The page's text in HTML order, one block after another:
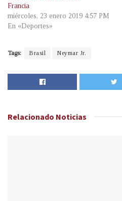
Francia
miércoles, 23 enero 2019 4:57 PM
En «Deportes»
Tags: Brasil Neymar Jr.
Relacionado Noticias